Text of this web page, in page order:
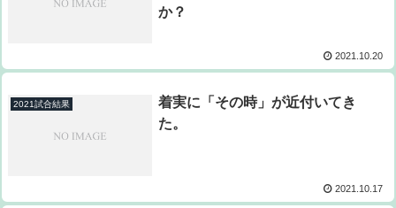
か？
2021.10.20
2021試合結果
着実に「その時」が近付いてき
た。
2021.10.17